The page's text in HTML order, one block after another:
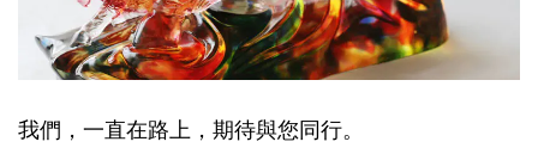
我們，一直在路上，期待與您同行。